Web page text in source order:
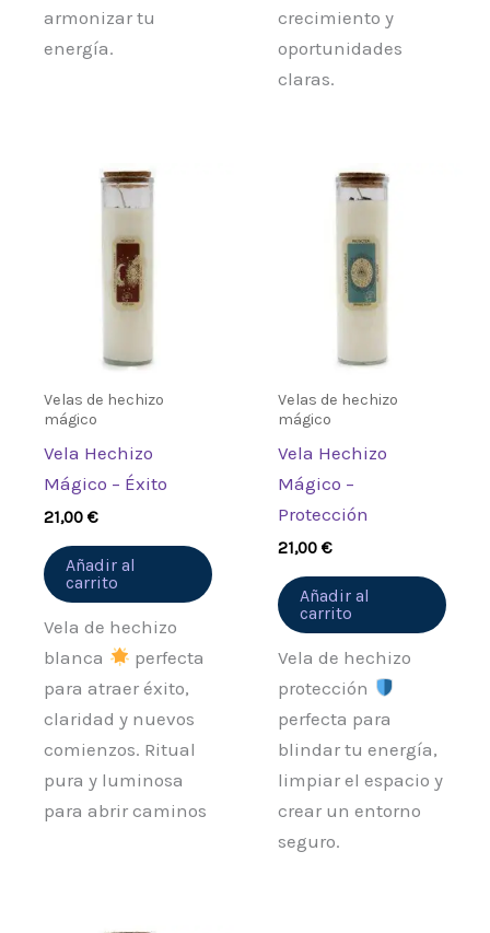
armonizar tu
energía.
crecimiento y
oportunidades
claras.
Velas de hechizo
mágico
Vela Hechizo
Mágico – Éxito
21,00€
Añadir al
carrito
Vela de hechizo
blanca
perfecta
para atraer éxito,
claridad y nuevos
comienzos. Ritual
pura y luminosa
para abrir caminos
Velas de hechizo
mágico
Vela Hechizo
Mágico –
Protección
21,00€
Añadir al
carrito
Vela de hechizo
protección
perfecta para
blindar tu energía,
limpiar el espacio y
crear un entorno
seguro.